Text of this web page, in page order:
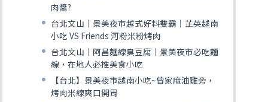
肉醬?
台北文山│景美夜市越式好料雙霸│芷英越南
小吃 VS Friends 河粉米粉烤肉
台北文山｜阿昌麵線臭豆腐｜景美夜市必吃麵
線，在地人必推美食小吃
【台北】景美夜市越南小吃~曾家麻油雞旁，
烤肉米線爽口開胃